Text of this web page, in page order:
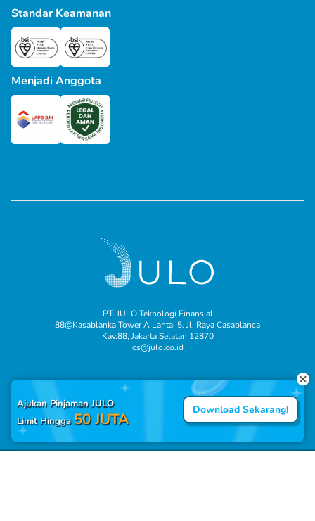
Standar Keamanan
Menjadi Anggota
PT. JULO Teknologi Finansial
88@Kasablanka Tower A Lantai 5. Jl. Raya Casablanca
Kav.88, Jakarta Selatan 12870
cs@julo.co.id
Ajukan Pinjaman JULO
Limit Hingga 50 JUTA Download Sekarang!